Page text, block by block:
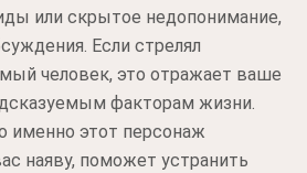
или скрытое недопонимание,
Если стрелял
человек, это отражает ваше
факторам жизни.
именно этот персонаж
наяву, поможет устранить